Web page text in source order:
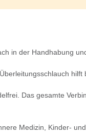
in der Handhabung
Das gesamte
Medizin, Kinder-